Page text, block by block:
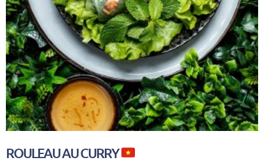
ROULEAU AU CURRY